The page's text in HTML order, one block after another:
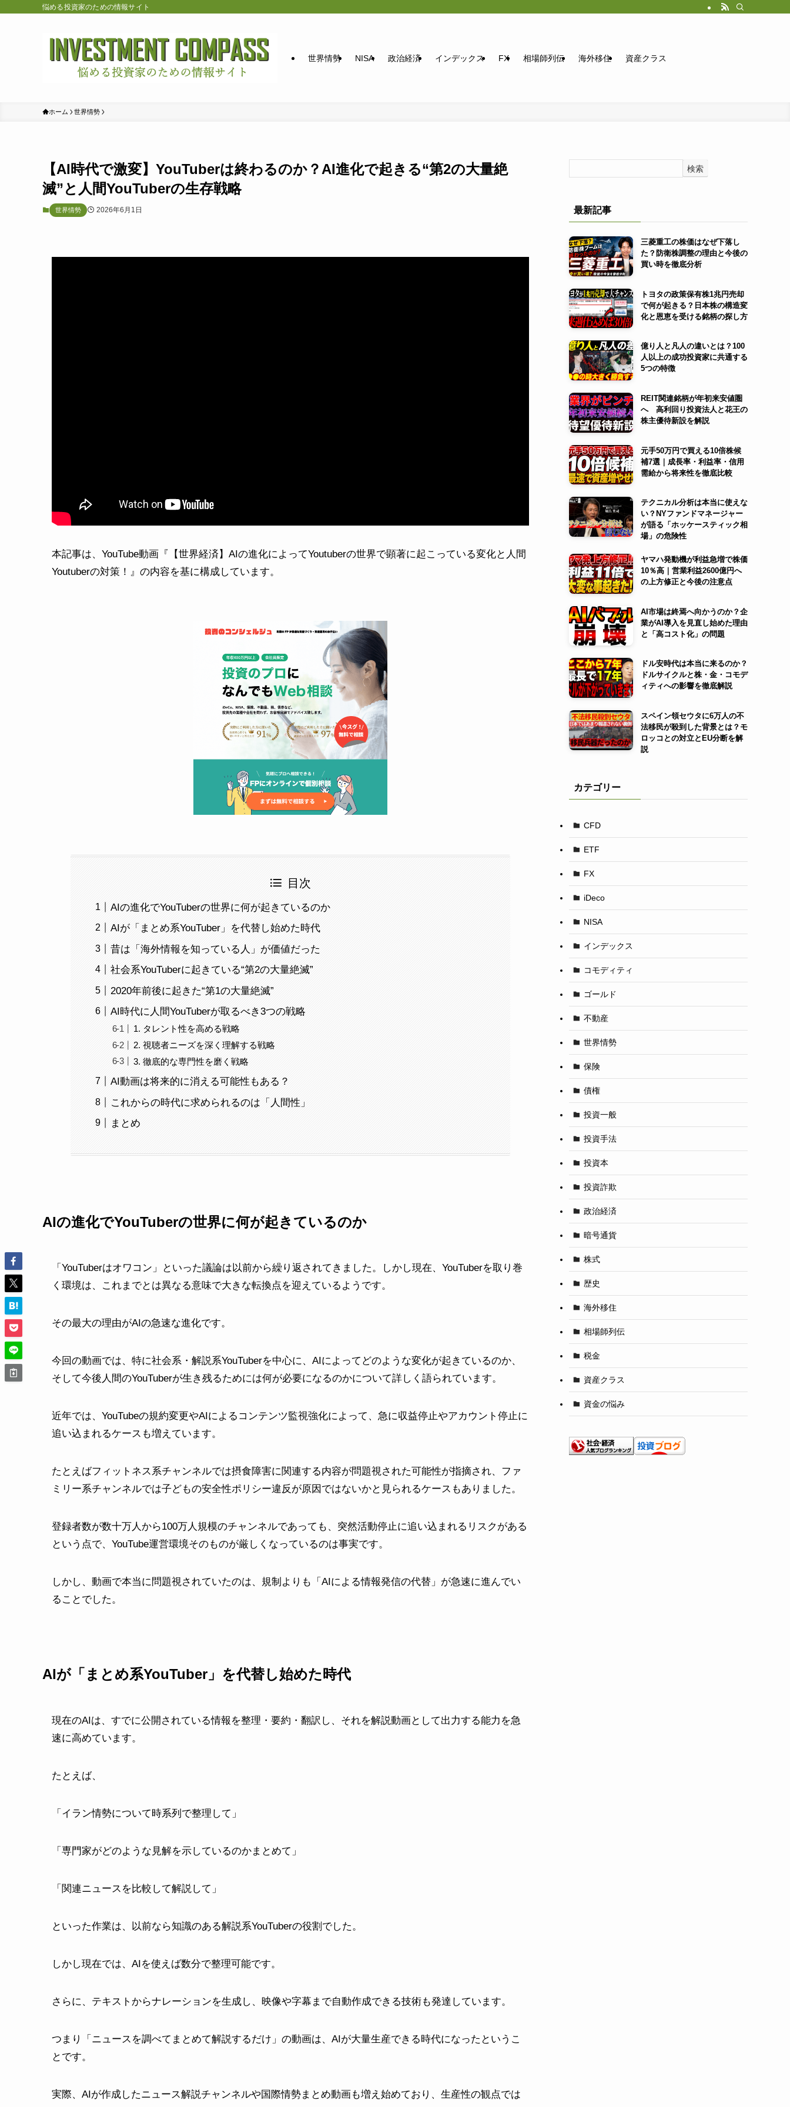
悩める投資家のための情報サイト
世界情勢 NISA 政治経済 インデックス FX 相場師列伝 海外移住 資産クラス
ホーム 世界情勢
【AI時代で激変】YouTuberは終わるのか？AI進化で起きる“第2の大量絶
滅”と人間YouTuberの生存戦略
世界情勢 2026年6月1日
本記事は、YouTube動画『【世界経済】AIの進化によってYoutuberの世界で顕著に起こっている変化と人間
Youtuberの対策！』の内容を基に構成しています。
目次
AIの進化でYouTuberの世界に何が起きているのか
AIが「まとめ系YouTuber」を代替し始めた時代
昔は「海外情報を知っている人」が価値だった
社会系YouTuberに起きている“第2の大量絶滅”
2020年前後に起きた“第1の大量絶滅”
AI時代に人間YouTuberが取るべき3つの戦略
1. タレント性を高める戦略
2. 視聴者ニーズを深く理解する戦略
3. 徹底的な専門性を磨く戦略
AI動画は将来的に消える可能性もある？
これからの時代に求められるのは「人間性」
まとめ
AIの進化でYouTuberの世界に何が起きているのか
「YouTuberはオワコン」といった議論は以前から繰り返されてきました。しかし現在、YouTuberを取り巻
く環境は、これまでとは異なる意味で大きな転換点を迎えているようです。
その最大の理由がAIの急速な進化です。
今回の動画では、特に社会系・解説系YouTuberを中心に、AIによってどのような変化が起きているのか、
そして今後人間のYouTuberが生き残るためには何が必要になるのかについて詳しく語られています。
近年では、YouTubeの規約変更やAIによるコンテンツ監視強化によって、急に収益停止やアカウント停止に
追い込まれるケースも増えています。
たとえばフィットネス系チャンネルでは摂食障害に関連する内容が問題視された可能性が指摘され、ファ
ミリー系チャンネルでは子どもの安全性ポリシー違反が原因ではないかと見られるケースもありました。
登録者数が数十万人から100万人規模のチャンネルであっても、突然活動停止に追い込まれるリスクがある
という点で、YouTube運営環境そのものが厳しくなっているのは事実です。
しかし、動画で本当に問題視されていたのは、規制よりも「AIによる情報発信の代替」が急速に進んでい
ることでした。
AIが「まとめ系YouTuber」を代替し始めた時代
現在のAIは、すでに公開されている情報を整理・要約・翻訳し、それを解説動画として出力する能力を急
速に高めています。
たとえば、
「イラン情勢について時系列で整理して」
「専門家がどのような見解を示しているのかまとめて」
「関連ニュースを比較して解説して」
といった作業は、以前なら知識のある解説系YouTuberの役割でした。
しかし現在では、AIを使えば数分で整理可能です。
さらに、テキストからナレーションを生成し、映像や字幕まで自動作成できる技術も発達しています。
つまり「ニュースを調べてまとめて解説するだけ」の動画は、AIが大量生産できる時代になったというこ
とです。
実際、AIが作成したニュース解説チャンネルや国際情勢まとめ動画も増え始めており、生産性の観点では
検索
最新記事
三菱重工の株価はなぜ下落し
た？防衛株調整の理由と今後の
買い時を徹底分析
トヨタの政策保有株1兆円売却
で何が起きる？日本株の構造変
化と恩恵を受ける銘柄の探し方
億り人と凡人の違いとは？100
人以上の成功投資家に共通する
5つの特徴
REIT関連銘柄が年初来安値圏
へ 高利回り投資法人と花王の
株主優待新設を解説
元手50万円で買える10倍株候
補7選｜成長率・利益率・信用
需給から将来性を徹底比較
テクニカル分析は本当に使えな
い？NYファンドマネージャー
が語る「ホッケースティック相
場」の危険性
ヤマハ発動機が利益急増で株価
10％高｜営業利益2600億円へ
の上方修正と今後の注意点
AI市場は終焉へ向かうのか？企
業がAI導入を見直し始めた理由
と「高コスト化」の問題
ドル安時代は本当に来るのか？
ドルサイクルと株・金・コモデ
ィティへの影響を徹底解説
スペイン領セウタに6万人の不
法移民が殺到した背景とは？モ
ロッコとの対立とEU分断を解
説
カテゴリー
CFD
ETF
FX
iDeco
NISA
インデックス
コモディティ
ゴールド
不動産
世界情勢
保険
債権
投資一般
投資手法
投資本
投資詐欺
政治経済
暗号通貨
株式
歴史
海外移住
相場師列伝
税金
資産クラス
資金の悩み